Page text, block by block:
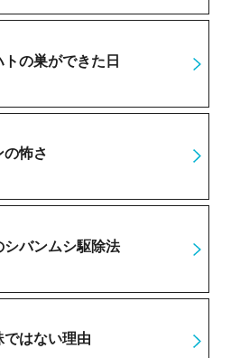
の巣ができた日
怖さ
バンムシ駆除法
はない理由